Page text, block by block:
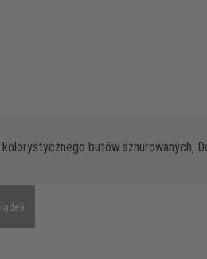
kolorystycznego butów sznurowanych,